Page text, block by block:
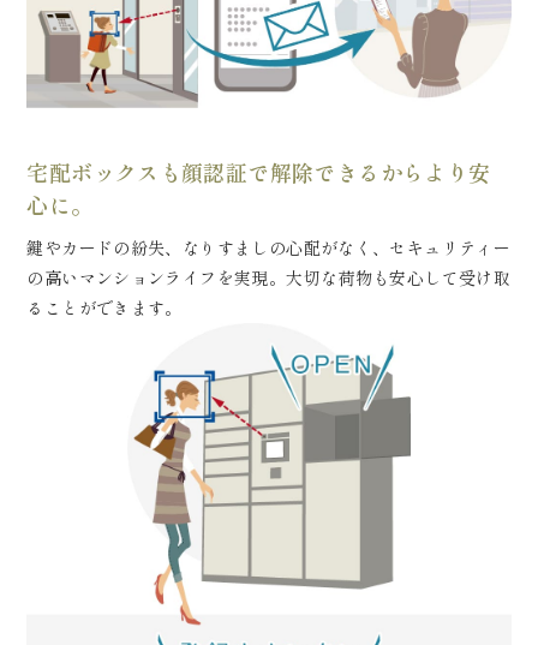
宅配ボックスも顔認証で解除できるからより安
心に。
鍵やカードの紛失、なりすましの⼼配がなく、 セキュリティー
の⾼いマンションライフを実現。大切な荷物も安心して受け取
ることができます。